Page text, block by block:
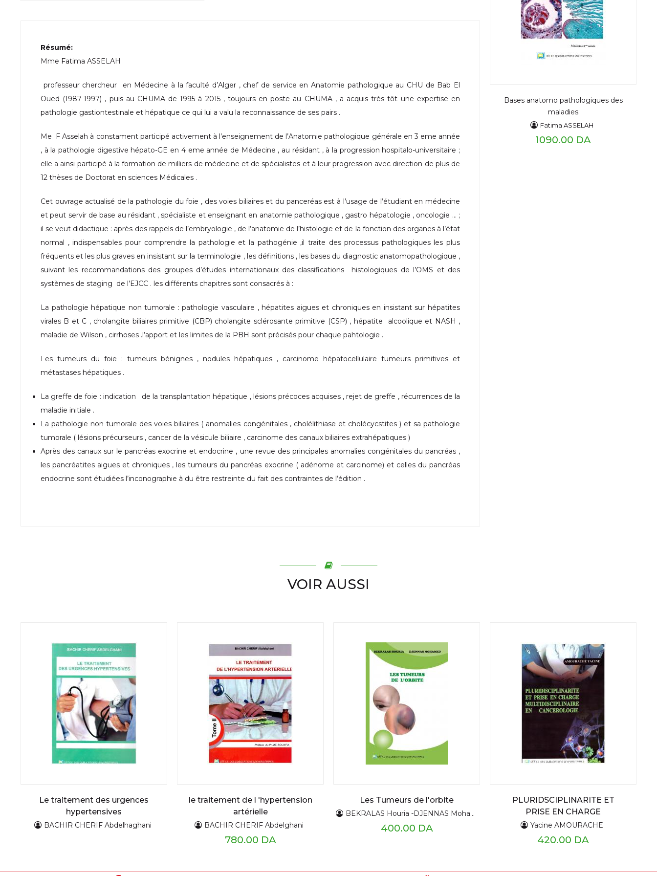
Résumé:
Mme Fatima ASSELAH
professeur chercheur en Médecine à la faculté d’Alger , chef de service en Anatomie pathologique au CHU de Bab El
Oued (1987-1997) , puis au CHUMA de 1995 à 2015 , toujours en poste au CHUMA , a acquis très tôt une expertise en
pathologie gastiontestinale et hépatique ce qui lui a valu la reconnaissance de ses pairs .
Me F Asselah à constament participé activement à l’enseignement de l’Anatomie pathologique générale en 3 eme année
, à la pathologie digestive hépato-GE en 4 eme année de Médecine , au résidant , à la progression hospitalo-universitaire ;
elle a ainsi participé à la formation de milliers de médecine et de spécialistes et à leur progression avec direction de plus de
12 thèses de Doctorat en sciences Médicales .
Cet ouvrage actualisé de la pathologie du foie , des voies biliaires et du panceréas est à l’usage de l’étudiant en médecine
et peut servir de base au résidant , spécialiste et enseignant en anatomie pathologique , gastro hépatologie , oncologie … ;
il se veut didactique : après des rappels de l’embryologie , de l’anatomie de l’histologie et de la fonction des organes à l’état
normal , indispensables pour comprendre la pathologie et la pathogénie ,il traite des processus pathologiques les plus
fréquents et les plus graves en insistant sur la terminologie , les définitions , les bases du diagnostic anatomopathologique ,
suivant les recommandations des groupes d’études internationaux des classifications histologiques de l’OMS et des
systèmes de staging de l’EJCC . les différents chapitres sont consacrés à :
La pathologie hépatique non tumorale : pathologie vasculaire , hépatites aigues et chroniques en insistant sur hépatites
virales B et C , cholangite biliaires primitive (CBP) cholangite sclérosante primitive (CSP) , hépatite alcoolique et NASH ,
maladie de Wilson , cirrhoses .l’apport et les limites de la PBH sont précisés pour chaque pahtologie .
Les tumeurs du foie : tumeurs bénignes , nodules hépatiques , carcinome hépatocellulaire tumeurs primitives et
métastases hépatiques .
La greffe de foie : indication de la transplantation hépatique , lésions précoces acquises , rejet de greffe , récurrences de la
maladie initiale .
La pathologie non tumorale des voies biliaires ( anomalies congénitales , cholélithiase et cholécycstites ) et sa pathologie
tumorale ( lésions précurseurs , cancer de la vésicule biliaire , carcinome des canaux biliaires extrahépatiques )
Après des canaux sur le pancréas exocrine et endocrine , une revue des principales anomalies congénitales du pancréas ,
les pancréatites aigues et chroniques , les tumeurs du pancréas exocrine ( adénome et carcinome) et celles du pancréas
endocrine sont étudiées l’inconographie à du être restreinte du fait des contraintes de l’édition .
Bases anatomo pathologiques des
maladies
Fatima ASSELAH
1090.00 DA
VOIR AUSSI
Le traitement des urgences
hypertensives
BACHIR CHERIF Abdelhaghani
le traitement de l 'hypertension
artérielle
BACHIR CHERIF Abdelghani
780.00 DA
Les Tumeurs de l'orbite
BEKRALAS Houria -DJENNAS Mohamed
400.00 DA
PLURIDSCIPLINARITE ET
PRISE EN CHARGE
MULTIDISCIPLINAIRE EN
CANCEROLOGIE
Yacine AMOURACHE
420.00 DA